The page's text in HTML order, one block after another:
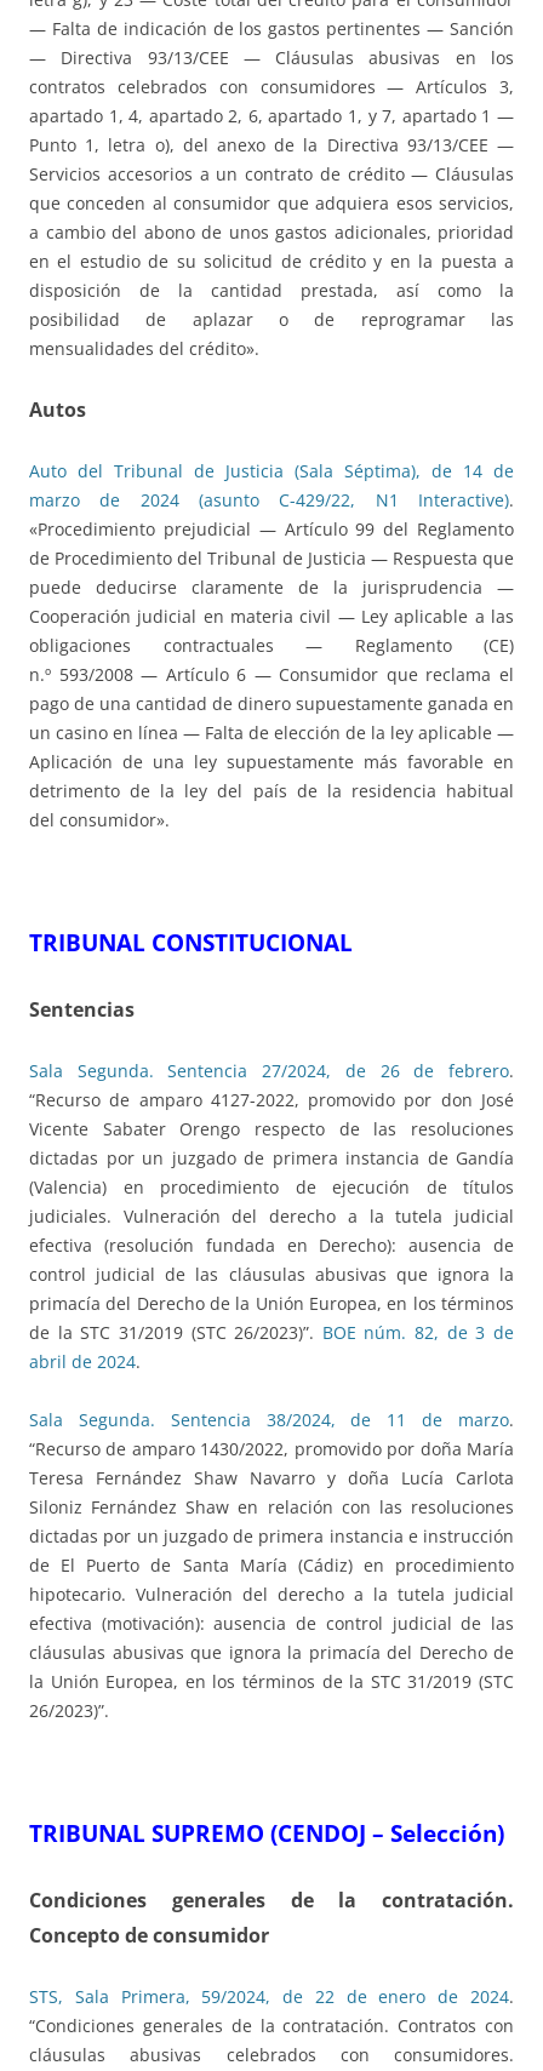
— Falta de indicación de los gastos pertinentes — Sanción
— Directiva 93/13/CEE — Cláusulas abusivas en los
contratos celebrados con consumidores — Artículos 3,
apartado 1, 4, apartado 2, 6, apartado 1, y 7, apartado 1 —
Punto 1, letra o), del anexo de la Directiva 93/13/CEE —
Servicios accesorios a un contrato de crédito — Cláusulas
que conceden al consumidor que adquiera esos servicios,
a cambio del abono de unos gastos adicionales, prioridad
en el estudio de su solicitud de crédito y en la puesta a
disposición de la cantidad prestada, así como la
posibilidad de aplazar o de reprogramar las
mensualidades del crédito».
Autos
Auto del Tribunal de Justicia (Sala Séptima), de 14 de
marzo de 2024 (asunto C-429/22, N1 Interactive).
«Procedimiento prejudicial — Artículo 99 del Reglamento
de Procedimiento del Tribunal de Justicia — Respuesta que
puede deducirse claramente de la jurisprudencia —
Cooperación judicial en materia civil — Ley aplicable a las
obligaciones contractuales — Reglamento (CE)
n.º 593/2008 — Artículo 6 — Consumidor que reclama el
pago de una cantidad de dinero supuestamente ganada en
un casino en línea — Falta de elección de la ley aplicable —
Aplicación de una ley supuestamente más favorable en
detrimento de la ley del país de la residencia habitual
del consumidor».
TRIBUNAL CONSTITUCIONAL
Sentencias
Sala Segunda. Sentencia 27/2024, de 26 de febrero.
“Recurso de amparo 4127-2022, promovido por don José
Vicente Sabater Orengo respecto de las resoluciones
dictadas por un juzgado de primera instancia de Gandía
(Valencia) en procedimiento de ejecución de títulos
judiciales. Vulneración del derecho a la tutela judicial
efectiva (resolución fundada en Derecho): ausencia de
control judicial de las cláusulas abusivas que ignora la
primacía del Derecho de la Unión Europea, en los términos
de la STC 31/2019 (STC 26/2023)”. BOE núm. 82, de 3 de
abril de 2024.
Sala Segunda. Sentencia 38/2024, de 11 de marzo.
“Recurso de amparo 1430/2022, promovido por doña María
Teresa Fernández Shaw Navarro y doña Lucía Carlota
Siloniz Fernández Shaw en relación con las resoluciones
dictadas por un juzgado de primera instancia e instrucción
de El Puerto de Santa María (Cádiz) en procedimiento
hipotecario. Vulneración del derecho a la tutela judicial
efectiva (motivación): ausencia de control judicial de las
cláusulas abusivas que ignora la primacía del Derecho de
la Unión Europea, en los términos de la STC 31/2019 (STC
26/2023)”.
TRIBUNAL SUPREMO (CENDOJ – Selección)
Condiciones generales de la contratación.
Concepto de consumidor
STS, Sala Primera, 59/2024, de 22 de enero de 2024.
“Condiciones generales de la contratación. Contratos con
cláusulas abusivas celebrados con consumidores.